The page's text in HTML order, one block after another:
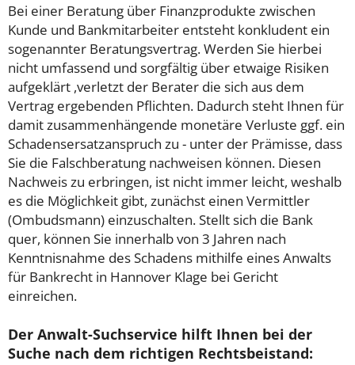
Bei einer Beratung über Finanzprodukte zwischen
Kunde und Bankmitarbeiter entsteht konkludent ein
sogenannter Beratungsvertrag. Werden Sie hierbei
nicht umfassend und sorgfältig über etwaige Risiken
aufgeklärt ,verletzt der Berater die sich aus dem
Vertrag ergebenden Pflichten. Dadurch steht Ihnen für
damit zusammenhängende monetäre Verluste ggf. ein
Schadensersatzanspruch zu - unter der Prämisse, dass
Sie die Falschberatung nachweisen können. Diesen
Nachweis zu erbringen, ist nicht immer leicht, weshalb
es die Möglichkeit gibt, zunächst einen Vermittler
(Ombudsmann) einzuschalten. Stellt sich die Bank
quer, können Sie innerhalb von 3 Jahren nach
Kenntnisnahme des Schadens mithilfe eines Anwalts
für Bankrecht in Hannover Klage bei Gericht
einreichen.
Der Anwalt-Suchservice hilft Ihnen bei der
Suche nach dem richtigen Rechtsbeistand: